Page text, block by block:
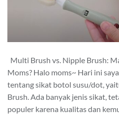
Multi Brush vs. Nipple Brush:
Moms? Halo moms~ Hari ini
tentang sikat botol susu/dot,
Brush. Ada banyak jenis sikat,
populer karena kualitas dan